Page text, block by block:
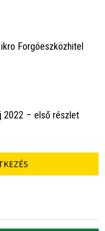
Forgóeszközhitel
2022 – első részlet